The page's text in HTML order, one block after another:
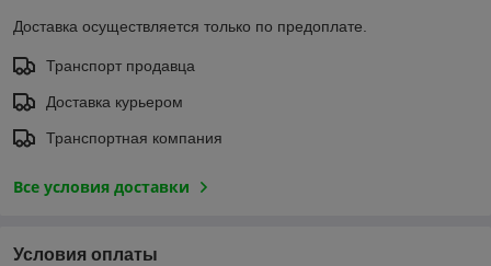
Доставка осуществляется только по предоплате.
Транспорт продавца
Доставка курьером
Транспортная компания
Все условия доставки
Условия оплаты